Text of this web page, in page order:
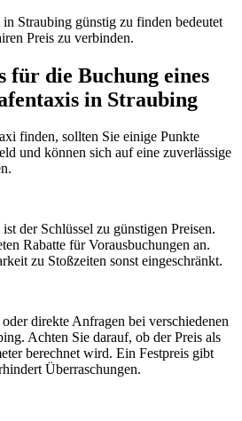
Straubing günstig zu finden bedeutet
Preis zu verbinden.
für die Buchung eines
in Straubing
finden, sollten Sie einige Punkte
und können sich auf eine zuverlässige
der Schlüssel zu günstigen Preisen.
Rabatte für Vorausbuchungen an.
zu Stoßzeiten sonst eingeschränkt.
direkte Anfragen bei verschiedenen
Achten Sie darauf, ob der Preis als
berechnet wird. Ein Festpreis gibt
Überraschungen.